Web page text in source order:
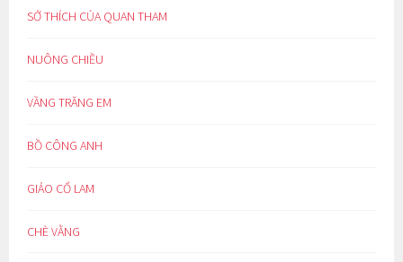
SỞ THÍCH CỦA QUAN THAM
NUÔNG CHIỀU
VẦNG TRĂNG EM
BỒ CÔNG ANH
GIẢO CỔ LAM
CHÈ VẰNG